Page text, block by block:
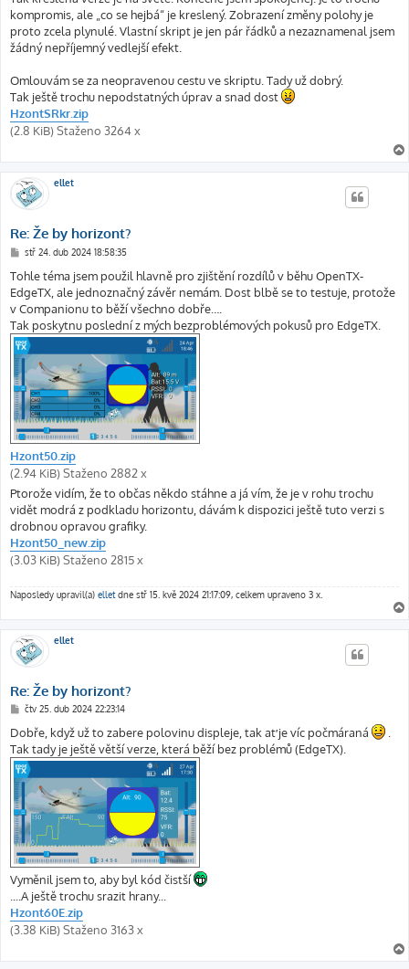
p
ě
e
kompromis, ale „co se hejbá“ je kreslený. Zobrazení změny polohy je
proto zcela plynulé. Vlastní skript je jen pár řádků a nezaznamenal jsem
žádný nepříjemný vedlejší efekt.
Omlouvám se za neopravenou cestu ve skriptu. Tady už dobrý.
Tak ještě trochu nepodstatných úprav a snad dost
HzontSRkr.zip
(2.8 KiB) Staženo 3264 x
ellet
Re: Že by horizont?
P
í
s
p
ě
v
e
k
stř 24. dub 2024 18:58:35
Tohle téma jsem použil hlavně pro zjištění rozdílů v běhu OpenTX-
EdgeTX, ale jednoznačný závěr nemám. Dost blbě se to testuje, protože
v Companionu to běží všechno dobře….
Tak poskytnu poslední z mých bezproblémových pokusů pro EdgeTX.
Hzont50.zip
(2.94 KiB) Staženo 2882 x
Ptorože vidím, že to občas někdo stáhne a já vím, že je v rohu trochu
vidět modrá z podkladu horizontu, dávám k dispozici ještě tuto verzi s
drobnou opravou grafiky.
Hzont50_new.zip
(3.03 KiB) Staženo 2815 x
Naposledy upravil(a) elletdne stř 15. kvě 2024 21:17:09, celkem upraveno 3 x.
ellet
Re: Že by horizont?
P
í
p
ě
v
e
k
čtv 25. dub 2024 22:23:14
Dobře, když už to zabere polovinu displeje, tak ať je víc počmáraná
.
Tak tady je ještě větší verze, která běží bez problémů (EdgeTX).
Vyměnil jsem to, aby byl kód čistší
....A ještě trochu srazit hrany...
Hzont60E.zip
(3.38 KiB) Staženo 3163 x